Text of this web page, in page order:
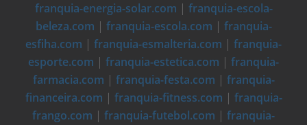
franquia-energia-solar.com | franquia-escola-
beleza.com | franquia-escola.com | franquia-
esfiha.com | franquia-esmalteria.com | franquia-
esporte.com | franquia-estetica.com | franquia-
farmacia.com | franquia-festa.com | franquia-
financeira.com | franquia-fitness.com | franquia-
frango.com | franquia-futebol.com | franquia-